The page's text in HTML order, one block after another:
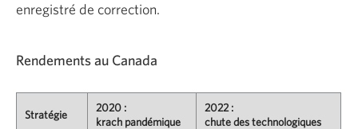
enregistré de correction.
Rendements au Canada
Stratégie
2020 :
krach pandémique
2022 :
chute des technologiques